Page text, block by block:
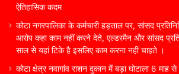
ऐतिहासिक कदम
कोटा नगरपालिका के कर्मचारी हड़ताल पर, सांसद
आरोप कहा काम नहीं करने देते, एल्डरमैन और सांसद
साल से यहां टिके है इसलिए काम करना नहीं चाहते ।
कोटा क्षेत्र नवागांव राशन दुकान में बड़ा घोटाला 6 माह